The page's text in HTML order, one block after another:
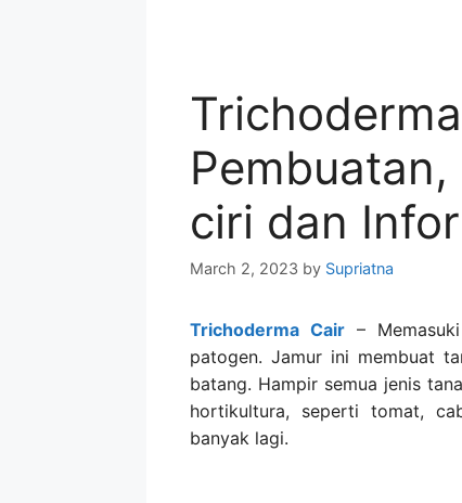
ciri dan
March 2, 2023 by Supriatna
Trichoderma Cair –
patogen. Jamur ini membuat
batang. Hampir semua jenis
hortikultura, seperti tomat,
banyak lagi.